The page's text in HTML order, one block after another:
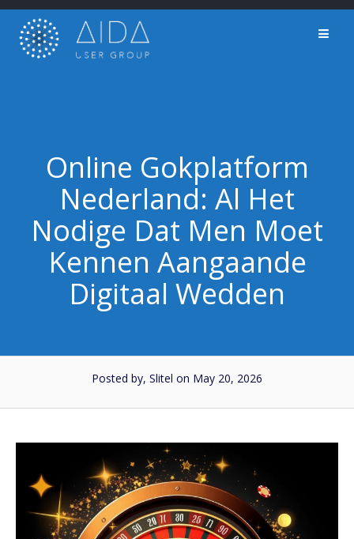
Skip
content
Online Gokplatform
Nederland: Al Het
Nodige Dat Men Moet
Kennen Aangaande
Digitaal Wedden
Posted by, Slitel on May 20, 2026